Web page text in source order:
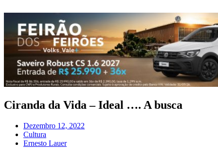
conteúdo
Ciranda da Vida – Ideal …. A busca
Dezembro 12, 2022
Cultura
Ernesto Lauer